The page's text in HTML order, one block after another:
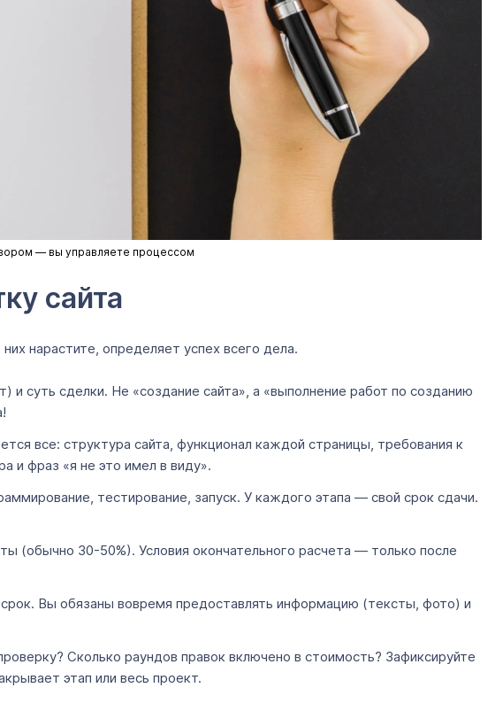
— вы управляете процессом
сайта
нарастите, определяет успех всего дела.
суть сделки. Не «создание сайта», а «выполнение работ по созданию
все: структура сайта, функционал каждой страницы, требования к
и фраз «я не это имел в виду».
тестирование, запуск. У каждого этапа — свой срок сдачи.
(обычно 30-50%). Условия окончательного расчета — только после
Вы обязаны вовремя предоставлять информацию (тексты, фото) и
Сколько раундов правок включено в стоимость? Зафиксируйте
этап или весь проект.